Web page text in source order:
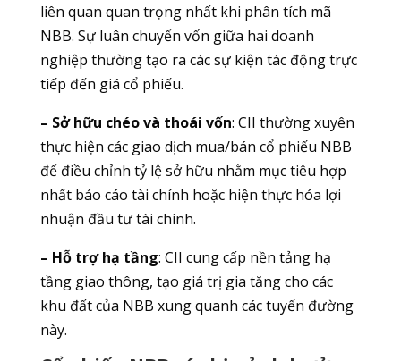
liên quan quan trọng nhất khi phân tích mã
NBB. Sự luân chuyển vốn giữa hai doanh
nghiệp thường tạo ra các sự kiện tác động trực
tiếp đến giá cổ phiếu.
– Sở hữu chéo và thoái vốn: CII thường xuyên
thực hiện các giao dịch mua/bán cổ phiếu NBB
để điều chỉnh tỷ lệ sở hữu nhằm mục tiêu hợp
nhất báo cáo tài chính hoặc hiện thực hóa lợi
nhuận đầu tư tài chính.
– Hỗ trợ hạ tầng: CII cung cấp nền tảng hạ
tầng giao thông, tạo giá trị gia tăng cho các
khu đất của NBB xung quanh các tuyến đường
này.